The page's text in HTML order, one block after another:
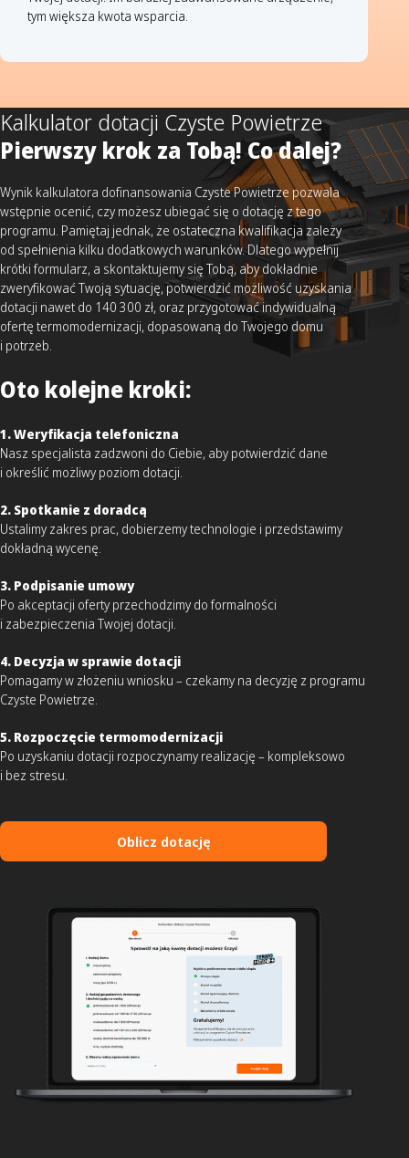
tym większa kwota wsparcia.
Kalkulator dotacji Czyste Powietrze
Pierwszy krok za Tobą! Co dalej?
Wynik kalkulatora dofinansowania Czyste Powietrze pozwala
wstępnie ocenić, czy możesz ubiegać się o dotację z tego
programu. Pamiętaj jednak, że ostateczna kwalifikacja zależy
od spełnienia kilku dodatkowych warunków. Dlatego wypełnij
krótki formularz, a skontaktujemy się Tobą, aby dokładnie
zweryfikować Twoją sytuację, potwierdzić możliwość uzyskania
dotacji nawet do 140 300 zł, oraz przygotować indywidualną
ofertę termomodernizacji, dopasowaną do Twojego domu
i potrzeb.
Oto kolejne kroki:
1. Weryfikacja telefoniczna
Nasz specjalista zadzwoni do Ciebie, aby potwierdzić dane
i określić możliwy poziom dotacji.
2. Spotkanie z doradcą
Ustalimy zakres prac, dobierzemy technologie i przedstawimy
dokładną wycenę.
3. Podpisanie umowy
Po akceptacji oferty przechodzimy do formalności
i zabezpieczenia Twojej dotacji.
4. Decyzja w sprawie dotacji
Pomagamy w złożeniu wniosku – czekamy na decyzję z programu
Czyste Powietrze.
5. Rozpoczęcie termomodernizacji
Po uzyskaniu dotacji rozpoczynamy realizację – kompleksowo
i bez stresu.
Oblicz dotację